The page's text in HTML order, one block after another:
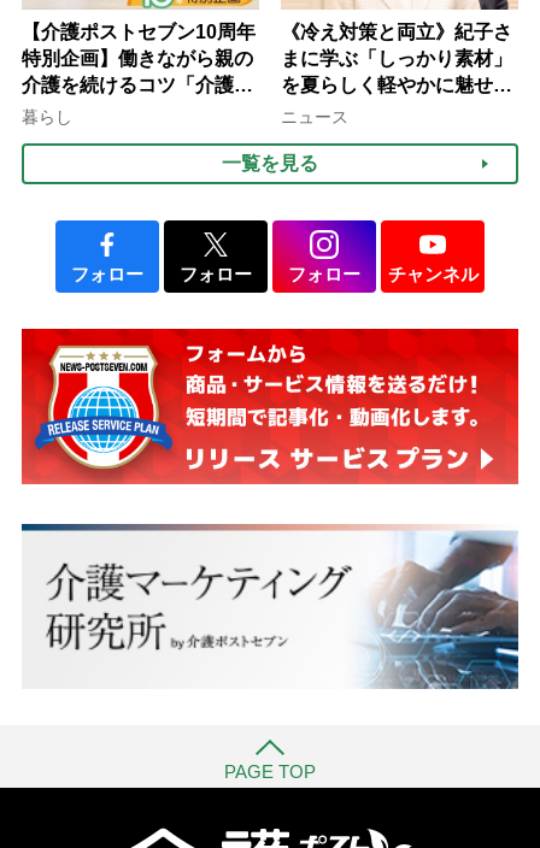
【介護ポストセブン10周年
特別企画】働きながら親の
介護を続けるコツ「介護は
10年以上続くことも…3つ
みよう」【社会福祉士解
説】
暮らし
《冷え対策と両立》紀子さ
まに学ぶ「しっかり素材」
を夏らしく軽やかに魅せる
3つの着こなし法則
ニュース
一覧を見る
フォロー フォロー フォロー チャンネル
PAGE TOP